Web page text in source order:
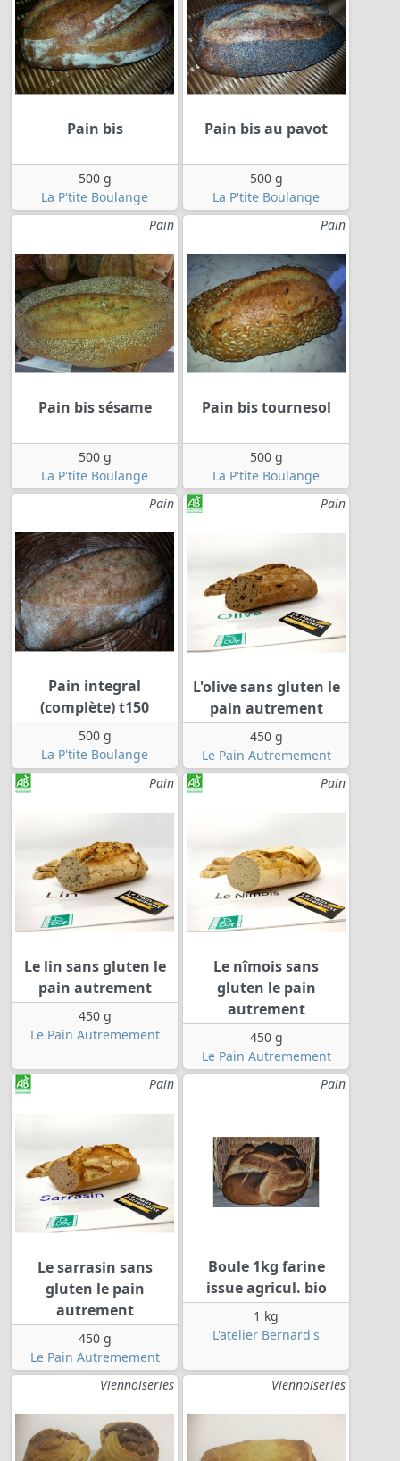
Pain bis
500 g
La P'tite Boulange
Pain bis au pavot
500 g
La P'tite Boulange
Pain
Pain bis sésame
500 g
La P'tite Boulange
Pain
Pain bis tournesol
500 g
La P'tite Boulange
Pain
Pain integral
(complète) t150
500 g
La P'tite Boulange
Pain
L'olive sans gluten le
pain autrement
450 g
Le Pain Autremement
Pain
Le lin sans gluten le
pain autrement
450 g
Le Pain Autremement
Pain
Le nîmois sans
gluten le pain
autrement
450 g
Le Pain Autremement
Pain
Le sarrasin sans
gluten le pain
autrement
450 g
Le Pain Autremement
Pain
Boule 1kg farine
issue agricul. bio
1 kg
L'atelier Bernard's
Viennoiseries Viennoiseries